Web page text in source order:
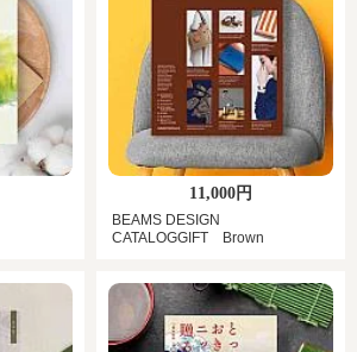
11,000円
BEAMS DESIGN
CATALOGGIFT Brown